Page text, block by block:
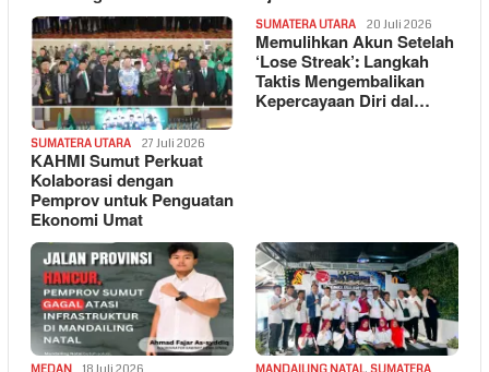
SUMATERA UTARA 27 Juli 2026
KAHMI Sumut Perkuat
Kolaborasi dengan
Pemprov untuk Penguatan
Ekonomi Umat
SUMATERA UTARA 20 Juli 2026
Memulihkan Akun Setelah
‘Lose Streak’: Langkah
Taktis Mengembalikan
Kepercayaan Diri dal…